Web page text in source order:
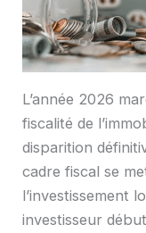
L’année 2026
fiscalité de
disparition
cadre fiscal se
l’investissement
investisseur